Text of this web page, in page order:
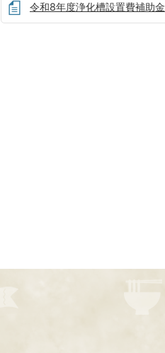
令和8年度浄化槽設置費補助金